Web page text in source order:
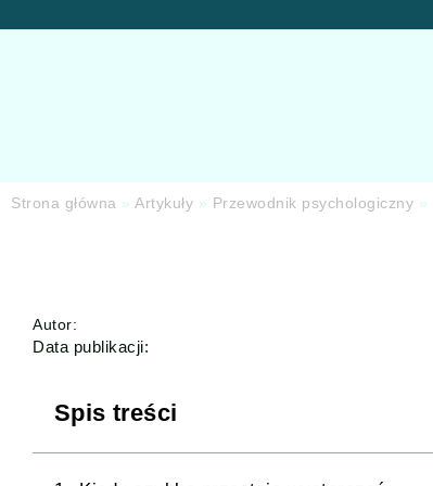
Strona główna » Artykuły » Przewodnik psychologiczny »
Autor:
Data publikacji:
Spis treści